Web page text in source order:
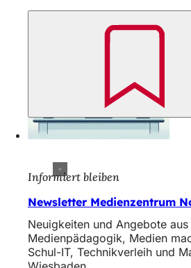
Informiert bleiben
Newsletter Medienzentrum
Neuigkeiten und Angebote
Medienpädagogik, Medien
Schul-IT, Technikverleih und